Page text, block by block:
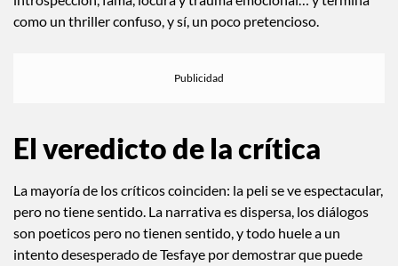
como un thriller confuso, y sí, un poco pretencioso.
El veredicto de la crítica
La mayoría de los críticos coinciden: la peli se ve espectacular,
pero no tiene sentido. La narrativa es dispersa, los diálogos
son poeticos pero no tienen sentido, y todo huele a un
intento desesperado de Tesfaye por demostrar que puede